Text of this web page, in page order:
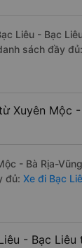
Liêu - Bạc
sách đầy đủ:
Xuyên Mộc
- Bà Rịa-
đủ: Xe đi Bạc
- Bạc Liêu